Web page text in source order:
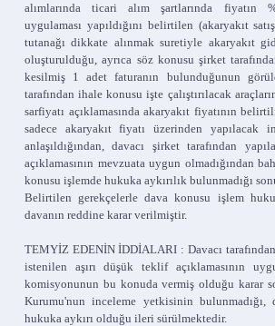
alımlarında ticari alım şartlarında fiyatın
uygulaması yapıldığını belirtilen (akaryakıt
tutanağı dikkate alınmak suretiyle akaryakıt
oluşturulduğu, ayrıca söz konusu şirket
kesilmiş 1 adet faturanın bulunduğunun
tarafından ihale konusu işte çalıştırılacak
sarfiyatı açıklamasında akaryakıt fiyatının
sadece akaryakıt fiyatı üzerinden yapılacak
anlaşıldığından, davacı şirket tarafından
açıklamasının mevzuata uygun olmadığından
konusu işlemde hukuka aykırılık bulunmadığı
Belirtilen gerekçelerle dava konusu işlem
davanın reddine karar verilmiştir.
TEMYİZ EDENİN İDDİALARI : Davacı
istenilen aşırı düşük teklif açıklamasının
komisyonunun bu konuda vermiş olduğu karar
Kurumu'nun inceleme yetkisinin bulunmadığı,
hukuka aykırı olduğu ileri sürülmektedir.